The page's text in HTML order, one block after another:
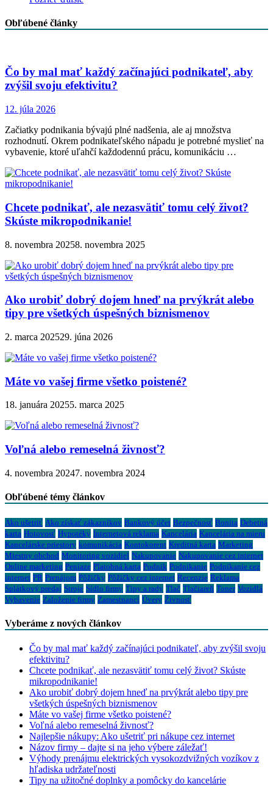
Obľúbené články
Čo by mal mať každý začínajúci podnikateľ, aby
zvýšil svoju efektivitu?
12. júla 2026
Začiatky podnikania bývajú plné nadšenia, ale aj množstva
rozhodnutí. Okrem podnikateľského nápadu je potrebné myslieť na
vybavenie, ktoré uľahčí každodennú prácu, komunikáciu …
Chcete podnikať, ale nezasvätiť tomu celý život?
Skúste mikropodnikanie!
8. novembra 20258. novembra 2025
Ako urobiť dobrý dojem hneď na prvýkrát alebo
tipy pre všetkých úspešných biznismenov
2. marca 202529. júna 2026
Máte vo vašej firme všetko poistené?
18. januára 20255. marca 2025
Voľná alebo remeselná živnosť?
4. novembra 20247. novembra 2024
Obľúbené témy článkov
Ako ušetriť Ako získať zákazníkov Bankový účet Bezpečnosť Bonita Debetná
karta Hotovosť Hypotéky Internetová reklama Kancelária Kancelária na mieru
Kancelárske priestory komunikácia Kontokorent Kreditná karta Marketing
Miestny obchod Monitoring vozidiel Nakupovanie Nakupovanie cez internet
Online marketing Peniaze Platobná karta Podnik Podnikanie Podnikanie cez
internet PR Prenájom Pôžičky Pôžičky cez internet Recenzie Reklama
Splátkový predaj Stroje Sídlo firmy Tipy a rady Tlač Tlačiareň Toner Vozidlá
Vybavenie Založenie firmy Zamestnanci Úvery Živnosť
Vyberáme z nových článkov
Čo by mal mať každý začínajúci podnikateľ, aby zvýšil svoju
efektivitu?
Chcete podnikať, ale nezasvätiť tomu celý život? Skúste
mikropodnikanie!
Ako urobiť dobrý dojem hneď na prvýkrát alebo tipy pre
všetkých úspešných biznismenov
Máte vo vašej firme všetko poistené?
Voľná alebo remeselná živnosť?
Najlepšie nákupy: Ako ušetriť pri nákupe cez internet
Názov firmy – dajte si na jeho výbere záležať!
Výhody prenájmu elektrických vysokozdvižných vozíkov z
hľadiska udržateľnosti
Tipy na užitočné doplnky a pomôcky do kancelárie